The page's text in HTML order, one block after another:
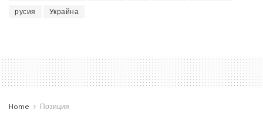
русия Украйна
Home Позиция